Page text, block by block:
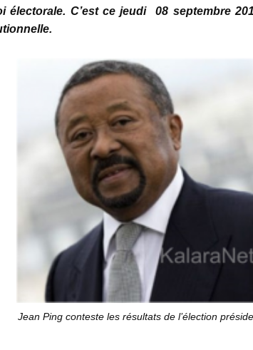
électorale. C’est ce jeudi 08 septembre
Jean Ping conteste les résultats de l’élection